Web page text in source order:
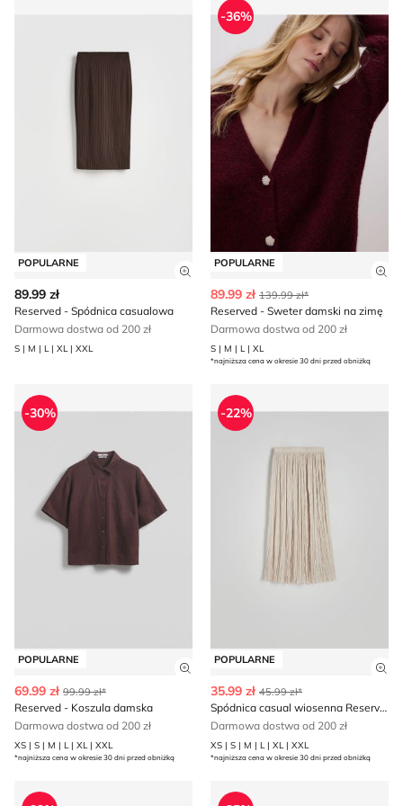
POPULARNE
Zobacz szczegóły produktu
89.99 zł
Reserved - Spódnica casualowa
Darmowa dostwa od 200 zł
S | M | L | XL | XXL
POPULARNE
-36%
89.99 zł 139.99 zł*
Reserved - Sweter damski na zimę
Darmowa dostwa od 200 zł
S | M | L | XL
*najniższa cena w okresie 30 dni przed obniżką
Reserved - Koszula damska
POPULARNE
-30%
Zobacz szczegóły produktu
69.99 zł 99.99 zł*
Reserved - Koszula damska
Darmowa dostwa od 200 zł
XS | S | M | L | XL | XXL
*najniższa cena w okresie 30 dni przed obniżką
Spódnica casual wiosenna
POPULARNE
-22%
35.99 zł 45.99 zł*
Spódnica casual wiosenna Reserved
Darmowa dostwa od 200 zł
XS | S | M | L | XL | XXL
*najniższa cena w okresie 30 dni przed obniżką
Reserved - Kombinezon damskiKurtka damska jesienna